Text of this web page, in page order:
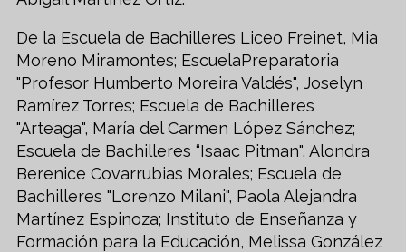
De la Escuela de Bachilleres Liceo Freinet, Mia
Moreno Miramontes; EscuelaPreparatoria
"Profesor Humberto Moreira Valdés", Joselyn
Ramírez Torres; Escuela de Bachilleres
"Arteaga", María del Carmen López Sánchez;
Escuela de Bachilleres “Isaac Pitman", Alondra
Berenice Covarrubias Morales; Escuela de
Bachilleres "Lorenzo Milani", Paola Alejandra
Martínez Espinoza; Instituto de Enseñanza y
Formación para la Educación, Melissa González